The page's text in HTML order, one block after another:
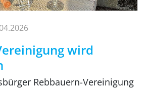
wird
Rebbauern-Vereinigung